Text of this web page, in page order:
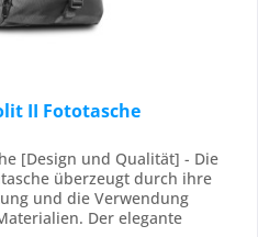
II Fototasche
[Design und Qualität] - Die
überzeugt durch ihre
und die Verwendung
Der elegante